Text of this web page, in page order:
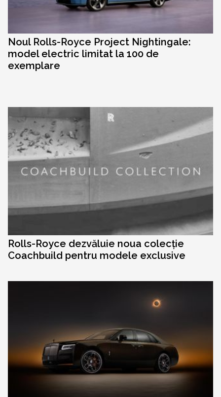
Noul Rolls-Royce Project Nightingale:
model electric limitat la 100 de
exemplare
Rolls-Royce dezvăluie noua colecție
Coachbuild pentru modele exclusive